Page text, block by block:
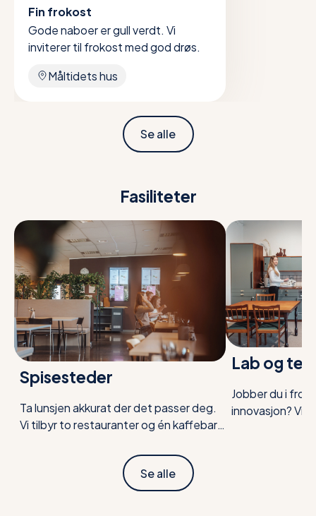
Fin frokost
Gode naboer er gull verdt. Vi
inviterer til frokost med god drøs.
Måltidets hus
Se alle
Fasiliteter
Spisesteder
Ta lunsjen akkurat der det passer deg.
Vi tilbyr to restauranter og én kaffebar,
perfekt for en velfortjent pause. Alle
måltider lages av gode, lokale råvarer.
Maten gir deg både energi og litt ekstra
Lab og
Jobber du i
innovasjon? Vi
Se alle